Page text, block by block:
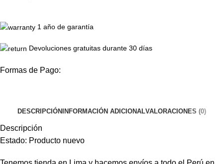
1 año de garantía
Devoluciones gratuitas durante 30 días
Formas de Pago:
DESCRIPCIÓN INFORMACIÓN ADICIONALVALORACIONES (0)
Descripción
Estado: Producto nuevo